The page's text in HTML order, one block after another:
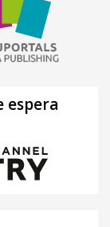
espera